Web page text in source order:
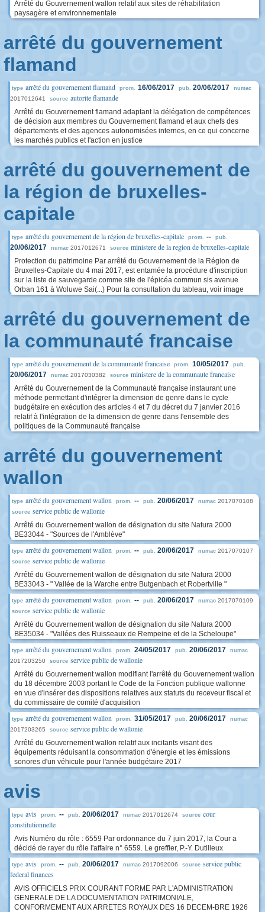
Arrêté du Gouvernement wallon relatif aux sites de réhabilitation
paysagère et environnementale
arrêté du gouvernement
flamand
type arrêté du gouvernement flamand prom. 16/06/2017 pub. 20/06/2017 numac
2017012641 source autorite flamande
Arrêté du Gouvernement flamand adaptant la délégation de compétences
de décision aux membres du Gouvernement flamand et aux chefs des
départements et des agences autonomisées internes, en ce qui concerne
les marchés publics et l'action en justice
arrêté du gouvernement de
la région de bruxelles-
capitale
type arrêté du gouvernement de la région de bruxelles-capitale prom. -- pub.
20/06/2017 numac 2017012671 source ministere de la region de bruxelles-capitale
Protection du patrimoine Par arrêté du Gouvernement de la Région de
Bruxelles-Capitale du 4 mai 2017, est entamée la procédure d'inscription
sur la liste de sauvegarde comme site de l'épicéa commun sis avenue
Orban 161 à Woluwe Sai(...) Pour la consultation du tableau, voir image
arrêté du gouvernement de
la communauté francaise
type arrêté du gouvernement de la communauté francaise prom. 10/05/2017 pub.
20/06/2017 numac 2017030382 source ministere de la communaute francaise
Arrêté du Gouvernement de la Communauté française instaurant une
méthode permettant d'intégrer la dimension de genre dans le cycle
budgétaire en exécution des articles 4 et 7 du décret du 7 janvier 2016
relatif à l'intégration de la dimension de genre dans l'ensemble des
politiques de la Communauté française
arrêté du gouvernement
wallon
type arrêté du gouvernement wallon prom. -- pub. 20/06/2017 numac 2017070108
source service public de wallonie
Arrêté du Gouvernement wallon de désignation du site Natura 2000
BE33044 - "Sources de l'Amblève"
type arrêté du gouvernement wallon prom. -- pub. 20/06/2017 numac 2017070107
source service public de wallonie
Arrêté du Gouvernement wallon de désignation du site Natura 2000
BE33043 - " Vallée de la Warche entre Butgenbach et Robertville "
type arrêté du gouvernement wallon prom. -- pub. 20/06/2017 numac 2017070109
source service public de wallonie
Arrêté du Gouvernement wallon de désignation du site Natura 2000
BE35034 - "Vallées des Ruisseaux de Rempeine et de la Scheloupe"
type arrêté du gouvernement wallon prom. 24/05/2017 pub. 20/06/2017 numac
2017203250 source service public de wallonie
Arrêté du Gouvernement wallon modifiant l'arrêté du Gouvernement wallon
du 18 décembre 2003 portant le Code de la Fonction publique wallonne
en vue d'insérer des dispositions relatives aux statuts du receveur fiscal et
du commissaire de comité d'acquisition
type arrêté du gouvernement wallon prom. 31/05/2017 pub. 20/06/2017 numac
2017203265 source service public de wallonie
Arrêté du Gouvernement wallon relatif aux incitants visant des
équipements réduisant la consommation d'énergie et les émissions
sonores d'un véhicule pour l'année budgétaire 2017
avis
type avis prom. -- pub. 20/06/2017 numac 2017012674 source cour
constitutionnelle
Avis Numéro du rôle : 6559 Par ordonnance du 7 juin 2017, la Cour a
décidé de rayer du rôle l'affaire n° 6559. Le greffier, P.-Y. Dutilleux
type avis prom. -- pub. 20/06/2017 numac 2017092006 source service public
federal finances
AVIS OFFICIELS PRIX COURANT FORME PAR L'ADMINISTRATION
GENERALE DE LA DOCUMENTATION PATRIMONIALE,
CONFORMEMENT AUX ARRETES ROYAUX DES 16 DECEM-BRE 1926